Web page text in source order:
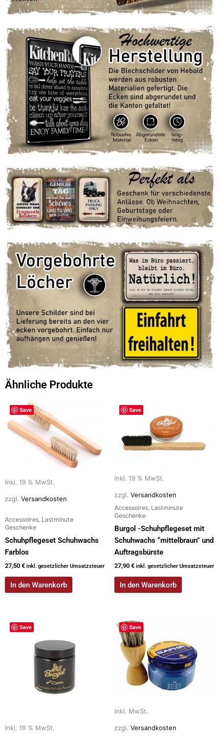
Ähnliche Produkte
Save
inkl. 19 % MwSt.
zzgl. Versandkosten
Accessoires, Lastminute
Geschenke
Schuhpflegeset Schuhwachs
Farblos
27,50 € inkl. gesetzlicher Umsatzsteuer
In den Warenkorb
Save
inkl. 19 % MwSt.
zzgl. Versandkosten
Accessoires, Lastminute
Geschenke
Burgol -Schuhpflegeset mit
Schuhwachs “mittelbraun” und
Auftragsbürste
27,90 € inkl. gesetzlicher Umsatzsteuer
In den Warenkorb
Save
inkl. 19 % MwSt.
Save
inkl. MwSt.
zzgl. Versandkosten
Dieses
Produkt
weist
mehrere
Varianten
können
auf